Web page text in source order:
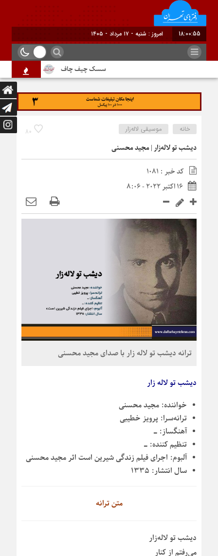
18:00:56 برابر با : Saturday -
سسک چیف چاف دم جنبانک ابلق
80 خانه
موسیقی لاله‌زار
دیشب تو لاله‌زار | مجید محسنی
کد خبر : 1081
16 اکتبر 2022 - 8:06
ترانه دیشب تو لاله زار با صدای مجید محسنی
دیشب تو لاله زار
خواننده: مجید محسنی
ترانه‌سرا: پرویز خطیبی
آهنگساز: ـ
تنظیم کننده: ـ
آلبوم: اجرای فیلم زندگی شیرین است اثر مجید محسنی
سال انتشار:
متن ترانه
دیشب تو لاله‌زار
می‌رفتم از کنار